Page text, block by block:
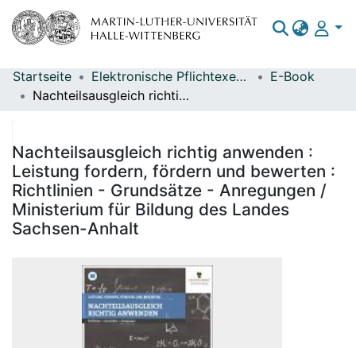
Bereiche & Sammlungen
Statistiken
Startseite Elektronische Pflichtexemplare
E-Book
Nachteilsausgleich richtig anwenden : Leistung fordern, fördern und bewerten : Richtlinien - Grundsätze - Anregungen / Ministerium für Bildung des Landes Sachsen-Anhalt
Nachteilsausgleich richtig anwenden :
Leistung fordern, fördern und bewerten :
Richtlinien - Grundsätze - Anregungen /
Ministerium für Bildung des Landes
Sachsen-Anhalt